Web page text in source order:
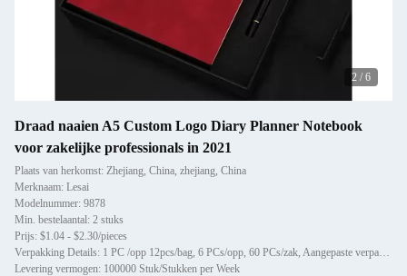
3 / 6
Draad naaien A5 Custom Logo Diary Planner Notebook
voor zakelijke professionals in 2021
Plaats van herkomst: Zhejiang, China, zhejiang, China
Merknaam: Lesai
Modelnummer: 9878
Min. bestelaantal: 2 stuks
Prijs: $1.04 - $2.30/pieces
Verpakking Details: 1 PC /opp 12pcs/bag, 6 PCs/opp, 60 PCs/zak, Aangepaste verpakking
Levering vermogen: 100000 Stuk/Stukken per Week